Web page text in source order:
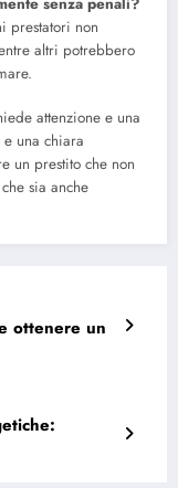
prestatori non
altri potrebbero
attenzione e una
una chiara
un prestito che non
sia anche
ottenere un